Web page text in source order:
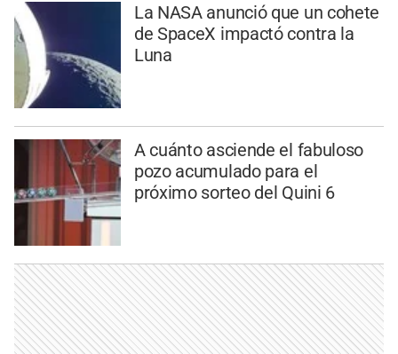
La NASA anunció que un cohete
de SpaceX impactó contra la
Luna
A cuánto asciende el fabuloso
pozo acumulado para el
próximo sorteo del Quini 6